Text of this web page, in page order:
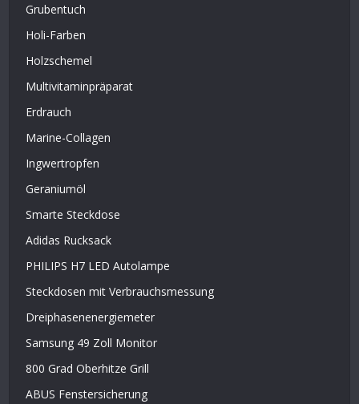
Grubentuch
Holi-Farben
Holzschemel
Multivitaminpräparat
Erdrauch
Marine-Collagen
Ingwertropfen
Geraniumöl
Smarte Steckdose
Adidas Rucksack
PHILIPS H7 LED Autolampe
Steckdosen mit Verbrauchsmessung
Dreiphasenenergiemeter
Samsung 49 Zoll Monitor
800 Grad Oberhitze Grill
ABUS Fenstersicherung